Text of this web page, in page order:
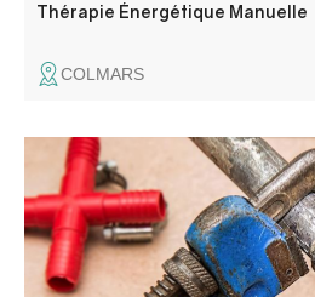
Thérapie Énergétique Manuelle
COLMARS
Grégory Landat, artisan plombier
Haute-Provence (04), spécialisé
proximité il met son expertise au
des propriétaires du Verdon. Il
l'ensemble du territoire.